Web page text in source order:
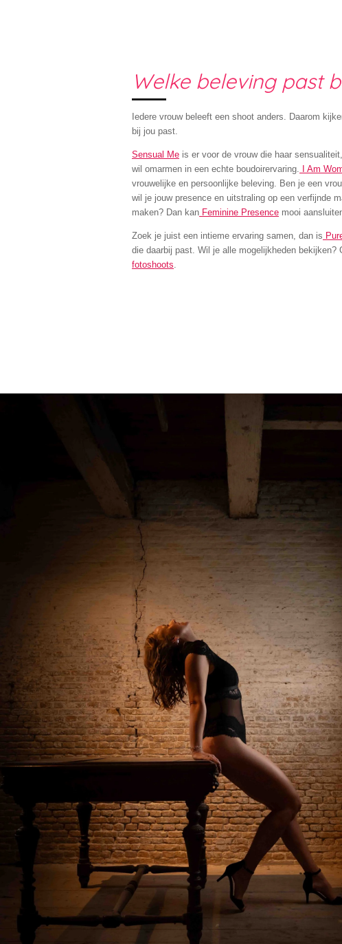
Welke beleving past
Iedere vrouw beleeft een shoot anders. Daarom
bij jou past.
Sensual Me is er voor de vrouw die haar
wil omarmen in een echte boudoirervaring. I Am
vrouwelijke en persoonlijke beleving. Ben je een
wil je jouw presence en uitstraling op een verfijnde
maken? Dan kan Feminine Presence mooi
Zoek je juist een intieme ervaring samen, dan is
die daarbij past. Wil je alle mogelijkheden bekijken?
fotoshoots